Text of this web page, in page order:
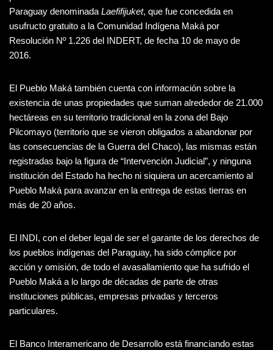
Paraguay denominadaLaefifijuket, que fue concedida en
usufructo gratuito a la Comunidad Indígena Maká por
Resolución Nº 1.226 del INDERT, de fecha 10 de mayo de
2016.
El Pueblo Maká también cuenta con información sobre la
existencia de unas propiedades que suman alrededor de 21.000
hectáreas en su territorio tradicional en la zona del Bajo
Pilcomayo (territorio que se vieron obligados a abandonar por
las consecuencias de la Guerra del Chaco), las mismas están
registradas bajo la figura de “Intervención Judicial”, y ninguna
institución del Estado ha hecho ni siquiera un acercamiento al
Pueblo Maká para avanzar en la entrega de estas tierras en
más de 20 años.
El INDI, con el deber legal de ser el garante de los derechos de
los pueblos indígenas del Paraguay, ha sido cómplice por
acción y omisión, de todo el avasallamiento que ha sufrido el
Pueblo Maká a lo largo de décadas de parte de otras
instituciones públicas, empresas privadas y terceros
particulares.
El Banco Interamericano de Desarrollo está financiando estas